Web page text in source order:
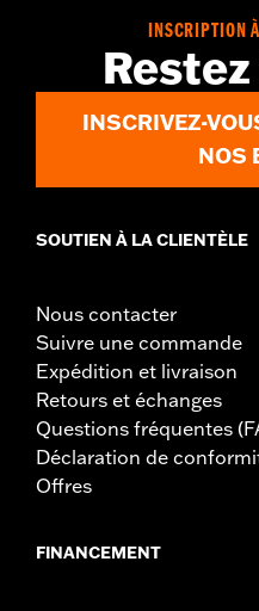
INSCRIPTION
INSCRIVEZ-
NOS
SOUTIEN À LA CLIENTÈLE
Nous contacter
Suivre une commande
Expédition et livraison
Retours et échanges
Questions fréquentes
Déclaration de
Offres
FINANCEMENT